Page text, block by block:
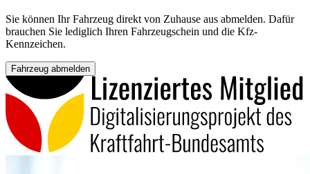
Sie können Ihr Fahrzeug direkt von Zuhause aus abmelden. Dafür
brauchen Sie lediglich Ihren Fahrzeugschein und die Kfz-
Kennzeichen.
Fahrzeug abmelden